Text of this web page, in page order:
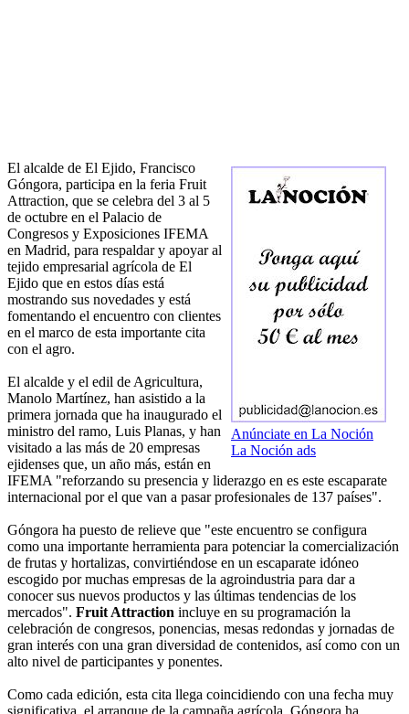
Anúnciate en La Noción
La Noción ads
El alcalde de El Ejido, Francisco
Góngora, participa en la feria Fruit
Attraction, que se celebra del 3 al 5
de octubre en el Palacio de
Congresos y Exposiciones IFEMA
en Madrid, para respaldar y apoyar al
tejido empresarial agrícola de El
Ejido que en estos días está
mostrando sus novedades y está
fomentando el encuentro con clientes
en el marco de esta importante cita
con el agro.
El alcalde y el edil de Agricultura,
Manolo Martínez, han asistido a la
primera jornada que ha inaugurado el
ministro del ramo, Luis Planas, y han
visitado a las más de 20 empresas
ejidenses que, un año más, están en
IFEMA "reforzando su presencia y liderazgo en es este escaparate
internacional por el que van a pasar profesionales de 137 países".
Góngora ha puesto de relieve que "este encuentro se configura
como una importante herramienta para potenciar la comercialización
de frutas y hortalizas, convirtiéndose en un escaparate idóneo
escogido por muchas empresas de la agroindustria para dar a
conocer sus nuevos productos y las últimas tendencias de los
mercados". Fruit Attraction incluye en su programación la
celebración de congresos, ponencias, mesas redondas y jornadas de
gran interés con una gran diversidad de contenidos, así como con un
alto nivel de participantes y ponentes.
Como cada edición, esta cita llega coincidiendo con una fecha muy